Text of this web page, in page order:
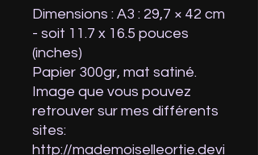
Dimensions : A3 : 29,7 × 42 cm
- soit 11.7 x 16.5 pouces
(inches)
Papier 300gr, mat satiné.
Image que vous pouvez
retrouver sur mes différents
sites:
http://mademoiselleortie.devi